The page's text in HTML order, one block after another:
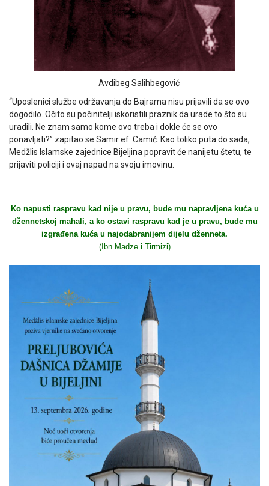
Avdibeg Salihbegović
“Uposlenici službe održavanja do Bajrama nisu prijavili da se ovo
dogodilo. Očito su počinitelji iskoristili praznik da urade to što su
uradili. Ne znam samo kome ovo treba i dokle će se ovo
ponavljati?” zapitao se Samir ef. Camić. Kao toliko puta do sada,
Medžlis Islamske zajednice Bijeljina popravit će nanijetu štetu, te
prijaviti policiji i ovaj napad na svoju imovinu.
Ko napusti raspravu kad nije u pravu, bude mu napravljena kuća u
džennetskoj mahali, a ko ostavi raspravu kad je u pravu, bude mu
izgrađena kuća u najodabranijem dijelu dženneta.
(Ibn Madze i Tirmizi)